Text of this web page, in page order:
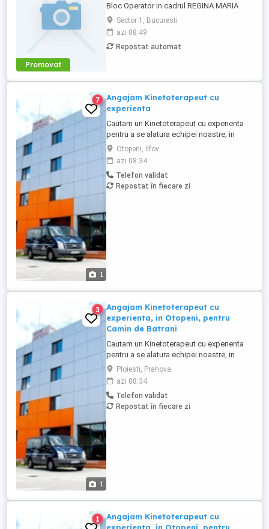
Promovat
Bloc Operator in cadrul REGINA MARIA
Dental Clinics! Avand alaturi tehnologie de
ultima generatie, colegii nostri ofera
ingrijire medicala de calitate pentru
sanatatea dentara a pacientilor, oferindu-
Sector 1, Bucuresti
azi 08:49
Repostat automat
1
7
Angajam Kinetoterapeut cu
experienta
Cautam un Kinetoterapeut cu experienta
pentru a se alatura echipei noastre, in
cadrul Centrului de Asistenta Medicala,
Recuperare si Ingrijire Persoane Varstnice
din OTOPENI. Angajam si persoane din
provincie. Cazare si masa asigurate in
conditii optime. Candidatul ideal va fi o
Otopeni, Ilfov
azi 08:34
Telefon validat
Repostat în fiecare zi
1
3
Angajam Kinetoterapeut cu
experienta, in Otopeni, pentru
Camin de Batrani
Cautam un Kinetoterapeut cu experienta
pentru a se alatura echipei noastre, in
cadrul Centrului de Asistenta Medicala,
Recuperare si Ingrijire Persoane Varstnice
din OTOPENI. Candidatul ideal va fi o
persoana dedicata, cu pasiune pentru
recuperarea medicala si o capacitate
Ploiesti, Prahova
azi 08:34
Telefon validat
Repostat în fiecare zi
1
Angajam Kinetoterapeut cu